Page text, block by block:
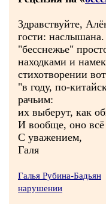
Здравствуйте,
гости:
"бесснежье"
находками и
стихотворении
"в году, по-
рачьим:
их выберут, как
И вообще, оно всё
С уважением,
Галя
Галья Рубина-Бадьян
нарушении